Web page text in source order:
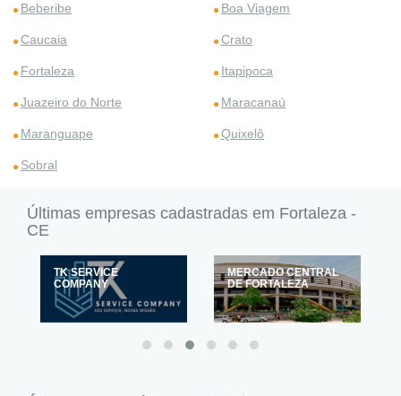
Beberibe Boa Viagem
Caucaia Crato
Fortaleza Itapipoca
Juazeiro do Norte Maracanaú
Maranguape Quixelô
Sobral
Últimas empresas cadastradas em Fortaleza -
CE
TK SERVICE
COMPANY
MERCADO CENTRAL
DE FORTALEZA